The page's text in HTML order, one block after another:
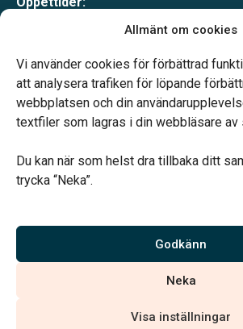
Allmänt om cookies
Vi använder cookies för förbättrad
att analysera trafiken för löpande
webbplatsen och din
textfiler som lagras i din webbläsare av
Du kan när som helst dra tillbaka ditt
trycka “Neka”.
Godkänn
Neka
Visa inställningar
Lunchstängt 12.00–13.00
Telefonjour dygnet runt
Vi är auktoriserade av Sveriges
har högt ställda krav på utbildning,